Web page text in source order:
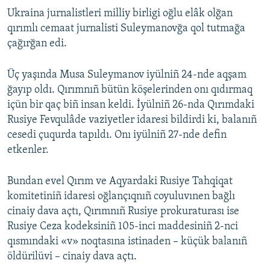
Ukraina jurnalistleri milliy birligi oğlu elâk olğan
qırımlı cemaat jurnalisti Suleymanovğa qol tutmağa
çağırğan edi.
Üç yaşında Musa Suleymanov iyülniñ 24-nde aqşam
ğayıp oldı. Qırımnıñ bütün köşelerinden onı qıdırmaq
içün bir qaç biñ insan keldi. İyülniñ 26-nda Qırımdaki
Rusiye Fevqulâde vaziyetler idaresi bildirdi ki, balanıñ
cesedi çuqurda tapıldı. Onı iyülniñ 27-nde defin
etkenler.
Bundan evel Qırım ve Aqyardaki Rusiye Tahqiqat
komitetiniñ idaresi oğlançıqnıñ coyuluvınen bağlı
cinaiy dava açtı, Qırımnıñ Rusiye prokuraturası ise
Rusiye Ceza kodeksiniñ 105-inci maddesiniñ 2-nci
qısmındaki «v» noqtasına istinaden – küçük balanıñ
öldürilüvi – cinaiy dava açtı.